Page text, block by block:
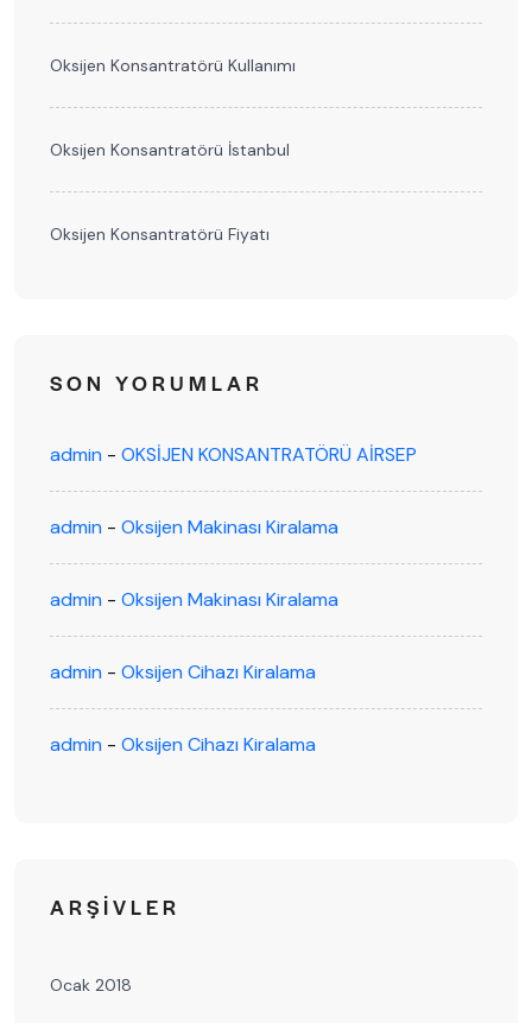
Oksijen Konsantratörü Kullanımı
Oksijen Konsantratörü İstanbul
Oksijen Konsantratörü Fiyatı
SON YORUMLAR
admin - OKSİJEN KONSANTRATÖRÜ AİRSEP
admin - Oksijen Makinası Kiralama
admin - Oksijen Makinası Kiralama
admin - Oksijen Cihazı Kiralama
admin - Oksijen Cihazı Kiralama
ARŞIVLER
Ocak 2018